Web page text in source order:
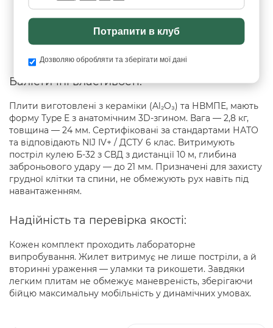
Евакуаційна ручкавитримує понад 100 кг і не
заважає руху;
Усі вузли посилені зигзагоподібним швом
для
Балістичні властивості:
Плити виготовлені з кераміки (Al₂O₃) та НВМПЕ, мають
форму Type E з анатомічним 3D-згином. Вага — 2,8 кг,
товщина — 24 мм. Сертифіковані за стандартами НАТО
та відповідають NIJ IV+ / ДСТУ 6 клас. Витримують
постріл кулею Б-32 з СВД з дистанції 10 м, глибина
заброньового удару — до 21 мм. Призначені для захисту
грудної клітки та спини, не обмежують рух навіть під
навантаженням.
Надійність та перевірка якості:
Кожен комплект проходить лабораторне
випробування. Жилет витримує не лише постріли, а й
вторинні ураження — уламки та рикошети. Завдяки
легким плитам не обмежує маневреність, зберігаючи
бійцю максимальну мобільність у динамічних умовах.
Потрапити в клуб
Дозволяю обробляти та зберігати мої дані